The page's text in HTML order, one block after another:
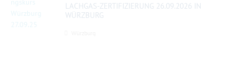
LACHGAS-ZERTIFIZIERUNG 26.09.2026 IN
WÜRZBURG